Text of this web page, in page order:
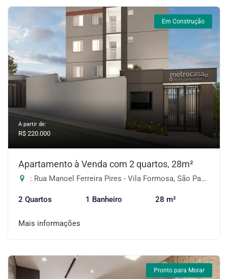
Em Construção
A partir de:
R$ 220.000
Apartamento à Venda com 2 quartos, 28m²
: Rua Manoel Ferreira Pires - Vila Formosa, São Paulo-SP
2 Quartos 1 Banheiro 28 m²
Mais informações
Pronto para Morar